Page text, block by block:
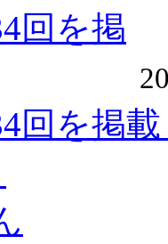
回を掲